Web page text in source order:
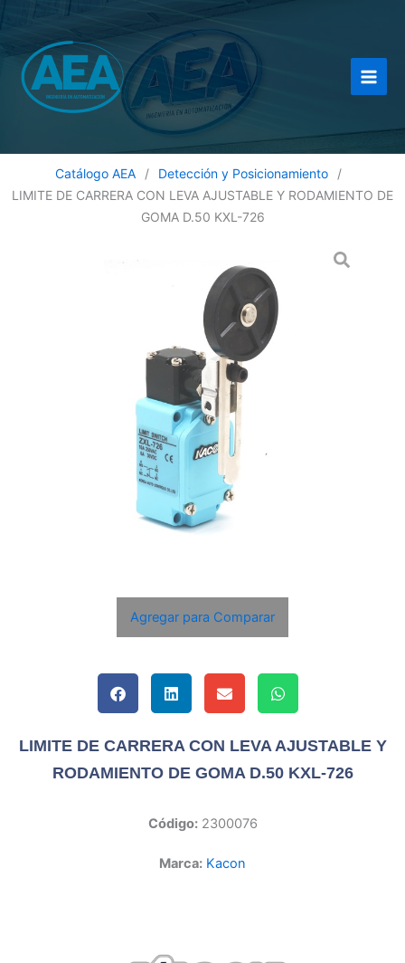
al
contenido
Catálogo AEA / Detección y Posicionamiento
/
LIMITE DE CARRERA CON LEVA AJUSTABLE Y RODAMIENTO DE
GOMA D.50 KXL-726
Agregar para Comparar
LIMITE DE CARRERA CON LEVA AJUSTABLE Y
RODAMIENTO DE GOMA D.50 KXL-726
Código:2300076
Marca: Kacon